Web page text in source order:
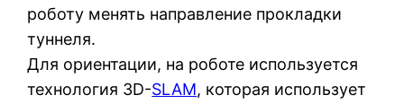
роботу менять направление прокладки
туннеля.
Для ориентации, на роботе используется
технология 3D-SLAM, которая использует